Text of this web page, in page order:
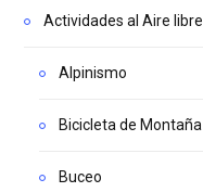
Actividades al Aire libre
Alpinismo
Bicicleta de Montaña
Buceo